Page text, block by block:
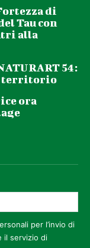
di
Tau con
alla
54:
territorio
ora
per l’invio di
il servizio di